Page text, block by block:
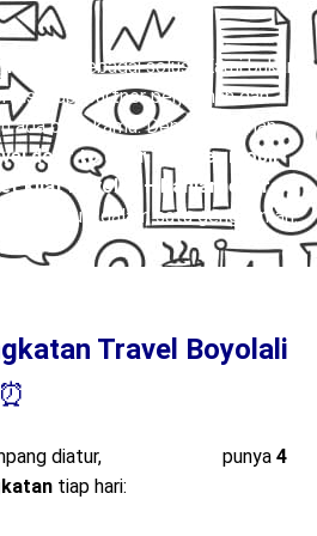
hadir sebagai solusi. Kami bukan
tapi partner perjalanan dan
ada buat kamu. Dengan layanan
door to door,
charter mobil
kilat Boyolali – Banjarnegara ,
terpenuhi dalam satu genggaman.
Travel Boyolali
⏰
diatur, punya 4
tiap hari: